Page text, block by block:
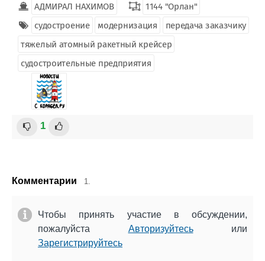
АДМИРАЛ НАХИМОВ
1144 "Орлан"
судостроение
модернизация
передача заказчику
тяжелый атомный ракетный крейсер
судостроительные предприятия
1
Комментарии 1.
Чтобы принять участие в обсуждении,
пожалуйста Авторизуйтесьили
Зарегистрируйтесь